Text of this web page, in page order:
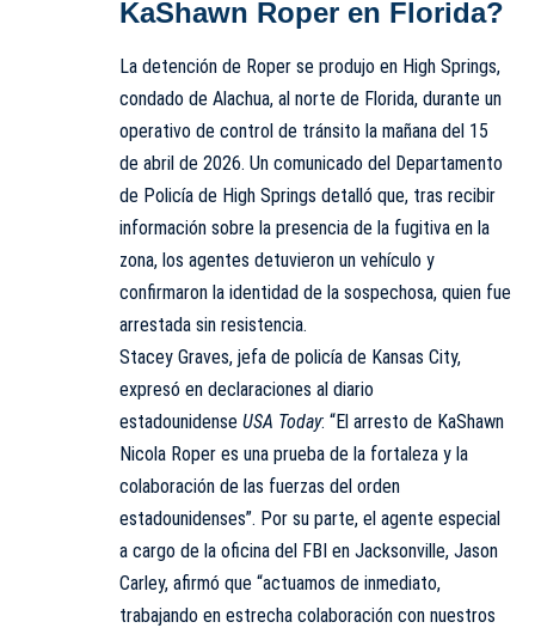
KaShawn Roper en Florida?
La detención de Roper se produjo en High Springs,
condado de Alachua, al norte de Florida, durante un
operativo de control de tránsito la mañana del 15
de abril de 2026. Un comunicado del Departamento
de Policía de High Springs detalló que, tras recibir
información sobre la presencia de la fugitiva en la
zona, los agentes detuvieron un vehículo y
confirmaron la identidad de la sospechosa, quien fue
arrestada sin resistencia.
Stacey Graves, jefa de policía de Kansas City,
expresó en declaraciones al diario
estadounidense USA Today: “El arresto de KaShawn
Nicola Roper es una prueba de la fortaleza y la
colaboración de las fuerzas del orden
estadounidenses”. Por su parte, el agente especial
a cargo de la oficina del FBI en Jacksonville, Jason
Carley, afirmó que “actuamos de inmediato,
trabajando en estrecha colaboración con nuestros